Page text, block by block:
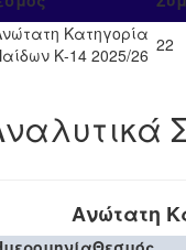
Κατηγορία
Κ-14 2025/26 22
Ανώτατη